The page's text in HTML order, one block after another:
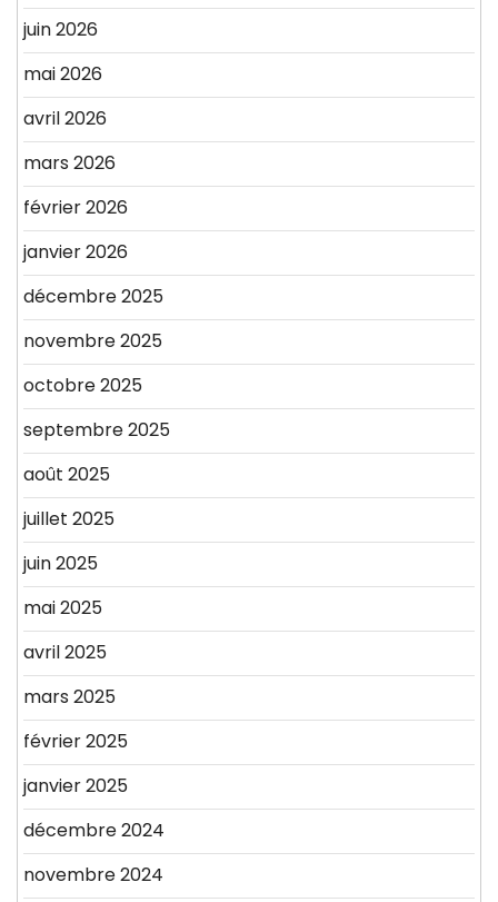
juin 2026
mai 2026
avril 2026
mars 2026
février 2026
janvier 2026
décembre 2025
novembre 2025
octobre 2025
septembre 2025
août 2025
juillet 2025
juin 2025
mai 2025
avril 2025
mars 2025
février 2025
janvier 2025
décembre 2024
novembre 2024